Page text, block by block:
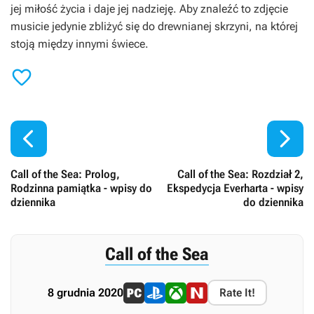
jej miłość życia i daje jej nadzieję. Aby znaleźć to zdjęcie
musicie jedynie zbliżyć się do drewnianej skrzyni, na której
stoją między innymi świece.


Call of the Sea: Prolog,
Rodzinna pamiątka - wpisy do
dziennika
Call of the Sea: Rozdział 2,
Ekspedycja Everharta - wpisy
do dziennika

Call of the Sea
8 grudnia 2020 Rate It!